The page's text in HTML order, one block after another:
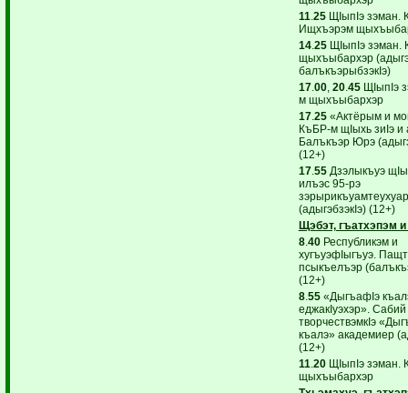
11 25ЩIыпIэ зэман.
Ищхъэрэм
14. 25ЩIыпIэ зэман.
щыхъыбархэр
балъкъэрыбзэкIэ)
17. 00, 20. 45ЩIыпIэ
м щыхъыбархэр
17. 25«Актёрым и
КъБР-м щIыхь зиIэ и
Балъкъэр Юрэ
(12+)
17. 55Дзэлыкъуэ
илъэс 95-рэ
(адыгэбзэкIэ) (12+)
Щэбэт, гъатхэпэм и
8. 40Республикэм и
хугъуэфIыгъуэ.
псыкъелъэр
(12+)
8. 55«ДыгъафIэ
еджакIуэхэр». Сабий
творчествэмкIэ
къалэ» академиер
(12+)
11 20ЩIыпIэ зэман.
щыхъыбархэр